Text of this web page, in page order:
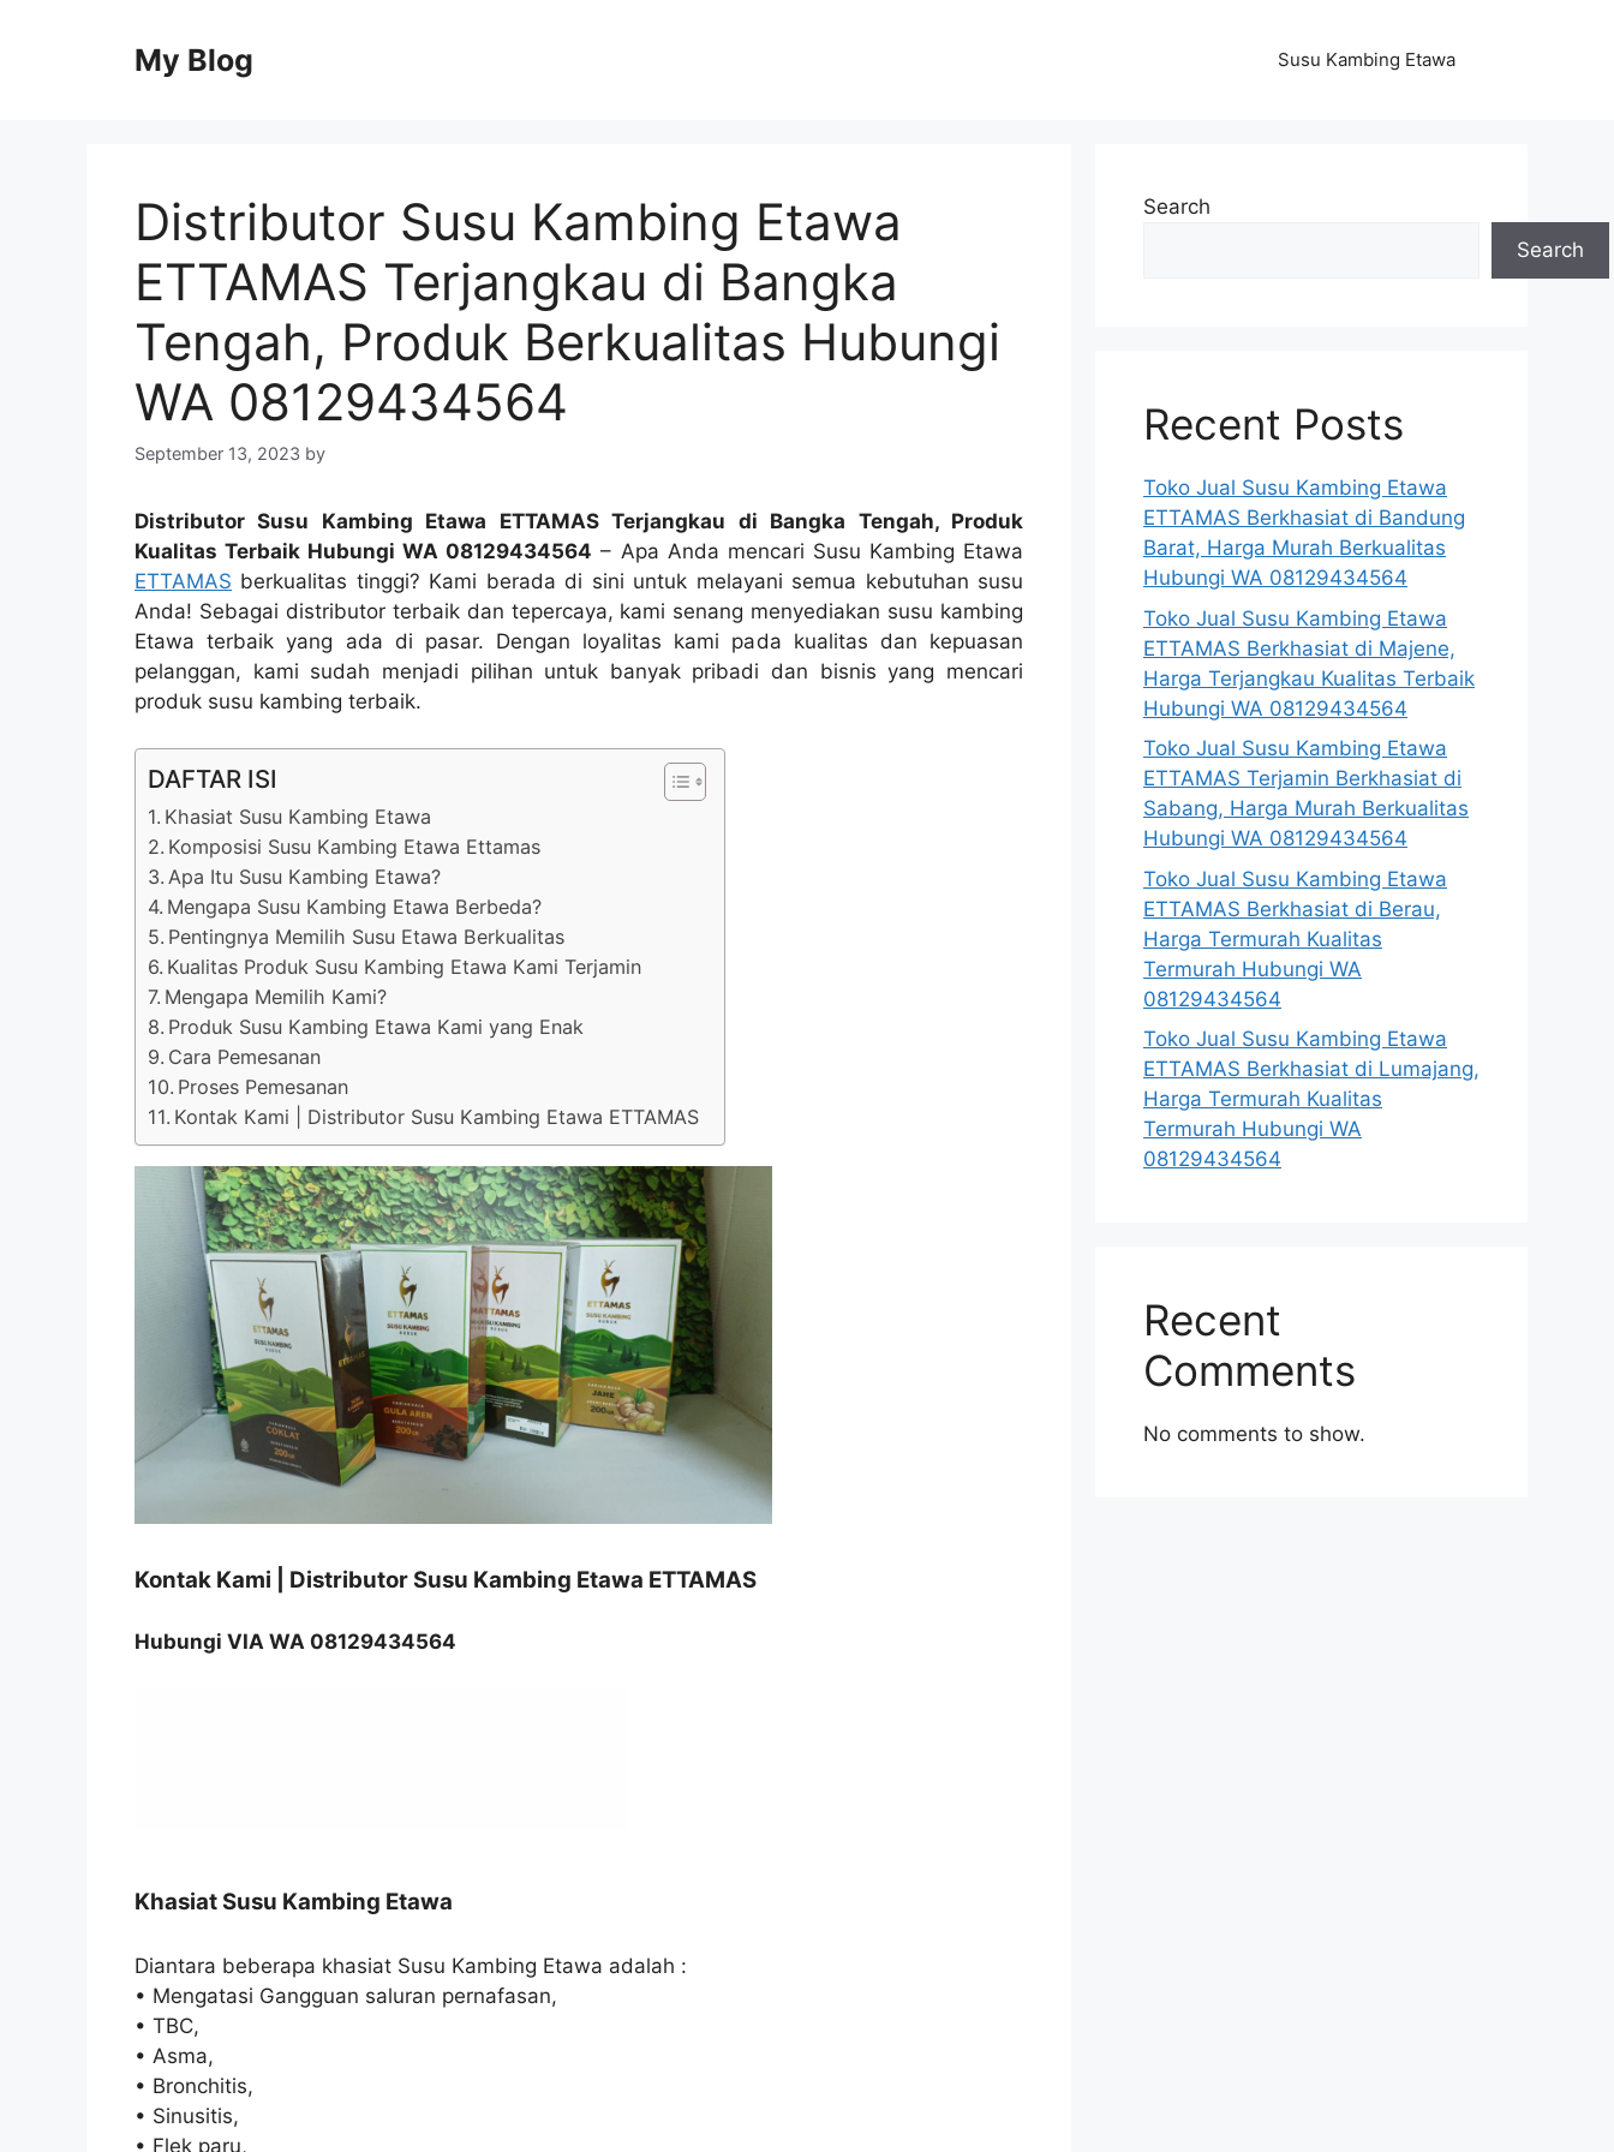
My Blog Susu Kambing Etawa
Distributor Susu Kambing Etawa
ETTAMAS Terjangkau di Bangka
Tengah, Produk Berkualitas Hubungi
WA 08129434564
September 13, 2023 by
Distributor Susu Kambing Etawa ETTAMAS Terjangkau di Bangka Tengah, Produk
Kualitas Terbaik Hubungi WA 08129434564 – Apa Anda mencari Susu Kambing Etawa
ETTAMAS berkualitas tinggi? Kami berada di sini untuk melayani semua kebutuhan susu
Anda! Sebagai distributor terbaik dan tepercaya, kami senang menyediakan susu kambing
Etawa terbaik yang ada di pasar. Dengan loyalitas kami pada kualitas dan kepuasan
pelanggan, kami sudah menjadi pilihan untuk banyak pribadi dan bisnis yang mencari
produk susu kambing terbaik.
DAFTAR ISI
Khasiat Susu Kambing Etawa
Komposisi Susu Kambing Etawa Ettamas
Apa Itu Susu Kambing Etawa?
Mengapa Susu Kambing Etawa Berbeda?
Pentingnya Memilih Susu Etawa Berkualitas
Kualitas Produk Susu Kambing Etawa Kami Terjamin
Mengapa Memilih Kami?
Produk Susu Kambing Etawa Kami yang Enak
Cara Pemesanan
Proses Pemesanan
Kontak Kami | Distributor Susu Kambing Etawa ETTAMAS
Kontak Kami | Distributor Susu Kambing Etawa ETTAMAS
Hubungi VIA WA 08129434564
Khasiat Susu Kambing Etawa
Diantara beberapa khasiat Susu Kambing Etawa adalah :
• Mengatasi Gangguan saluran pernafasan,
• TBC,
• Asma,
• Bronchitis,
• Sinusitis,
• Flek paru,
Search
Search
Recent Posts
Toko Jual Susu Kambing Etawa
ETTAMAS Berkhasiat di Bandung
Barat, Harga Murah Berkualitas
Hubungi WA 08129434564
Toko Jual Susu Kambing Etawa
ETTAMAS Berkhasiat di Majene,
Harga Terjangkau Kualitas Terbaik
Hubungi WA 08129434564
Toko Jual Susu Kambing Etawa
ETTAMAS Terjamin Berkhasiat di
Sabang, Harga Murah Berkualitas
Hubungi WA 08129434564
Toko Jual Susu Kambing Etawa
ETTAMAS Berkhasiat di Berau,
Harga Termurah Kualitas
Termurah Hubungi WA
08129434564
Toko Jual Susu Kambing Etawa
ETTAMAS Berkhasiat di Lumajang,
Harga Termurah Kualitas
Termurah Hubungi WA
08129434564
Recent
Comments
No comments to show.